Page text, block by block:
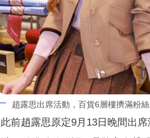
趙露思出席活動，百貨6層樓擠滿粉
前趙露思原定9月13日晚間出